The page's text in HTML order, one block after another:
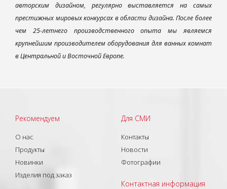
авторским дизайном, регулярно выставляется на самых
престижных мировых конкурсах в области дизайна. После более
чем 25-летнего производственного опыта мы являемся
крупнейшим производителем оборудования для ванных комнат
в Центральной и Восточной Европе.
Рекомендуем
О нас
Продукты
Новинки
Изделия под заказ
Для СМИ
Контакты
Новости
Фотографии
Контактная информация